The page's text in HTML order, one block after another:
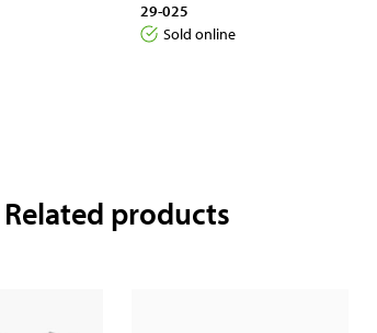
29-025
Sold online
Related products